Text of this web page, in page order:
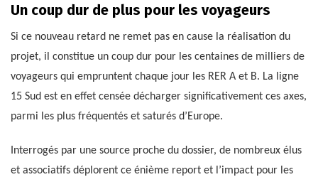
Un coup dur de plus pour les voyageurs
Si ce nouveau retard ne remet pas en cause la réalisation du
projet, il constitue un coup dur pour les centaines de milliers de
voyageurs qui empruntent chaque jour les RER A et B. La ligne
15 Sud est en effet censée décharger significativement ces axes,
parmi les plus fréquentés et saturés d’Europe.
Interrogés par une source proche du dossier, de nombreux élus
et associatifs déplorent ce énième report et l’impact pour les